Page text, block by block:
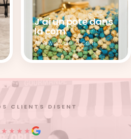
J’ai un pote dans
la com
Afterwork de la com
CLIENTS DISENT